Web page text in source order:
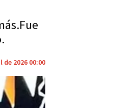
2026 00:00